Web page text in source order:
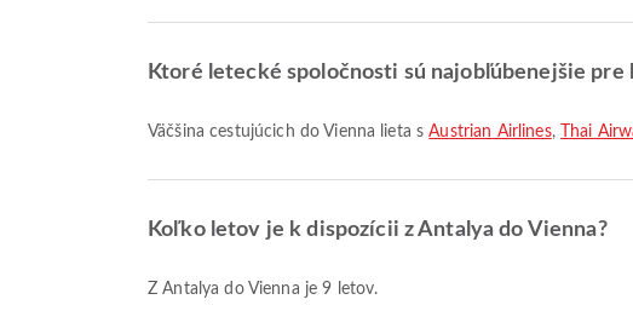
Ktoré letecké spoločnosti sú najobľúbenejšie pre
Väčšina cestujúcich do Vienna lieta sAustrian Airlines, Thai
Koľko letov je k dispozícii z Antalya do Vienna?
Z Antalya do Vienna je 9 letov.